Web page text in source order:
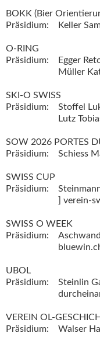
BOKK (Bier
Präsidium:
Keller
O-RING
Präsidium:
Egger
Müller
SKI-O SWISS
Präsidium:
Stoffel
Lutz
SOW 2026 PORTES
Präsidium:
Schiess
SWISS CUP
Präsidium:
] verein-
SWISS O WEEK
Präsidium:
UBOL
Präsidium:
Steinlin
VEREIN OL-
Präsidium:
Walser